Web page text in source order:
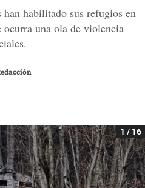
han habilitado sus refugios en
una ola de violencia
1 / 16